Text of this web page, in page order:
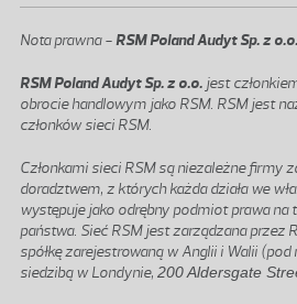
Nota prawna -RSM Poland Audyt Sp. z o.o.
RSM Poland Audyt Sp. z o.o. jest
obrocie handlowym jako RSM. RSM jest
członków sieci RSM.
Członkami sieci RSM są niezależne firmy
doradztwem, z których każda działa we
występuje jako odrębny podmiot prawa
państwa. Sieć RSM jest zarządzana przez
spółkę zarejestrowaną w Anglii i Walii
siedzibą w Londynie, 200 Aldersgate